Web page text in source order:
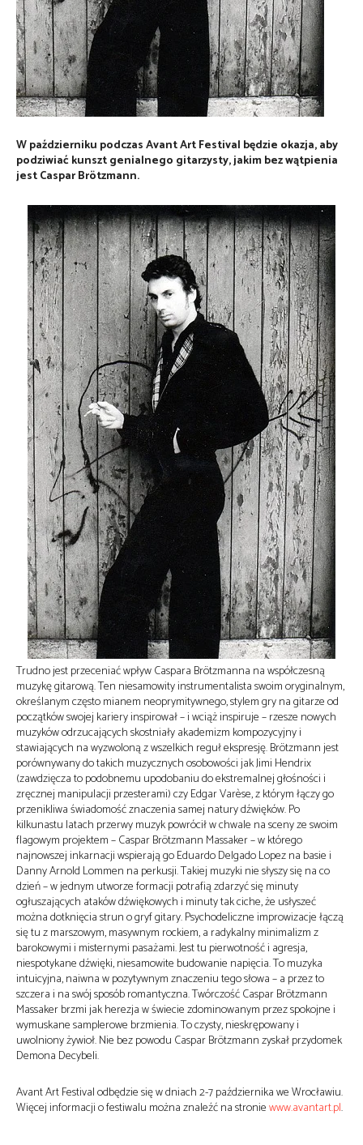
W październiku podczas Avant Art Festival będzie okazja, aby
podziwiać kunszt genialnego gitarzysty, jakim bez wątpienia
jest Caspar Brötzmann.
Trudno jest przeceniać wpływ Caspara Brötzmanna na współczesną
muzykę gitarową. Ten niesamowity instrumentalista swoim oryginalnym,
określanym często mianem neoprymitywnego, stylem gry na gitarze od
początków swojej kariery inspirował – i wciąż inspiruje – rzesze nowych
muzyków odrzucających skostniały akademizm kompozycyjny i
stawiających na wyzwoloną z wszelkich reguł ekspresję. Brötzmann jest
porównywany do takich muzycznych osobowości jak Jimi Hendrix
(zawdzięcza to podobnemu upodobaniu do ekstremalnej głośności i
zręcznej manipulacji przesterami) czy Edgar Varèse, z którym łączy go
przenikliwa świadomość znaczenia samej natury dźwięków. Po
kilkunastu latach przerwy muzyk powrócił w chwale na sceny ze swoim
flagowym projektem – Caspar Brötzmann Massaker – w którego
najnowszej inkarnacji wspierają go Eduardo Delgado Lopez na basie i
Danny Arnold Lommen na perkusji. Takiej muzyki nie słyszy się na co
dzień – w jednym utworze formacji potrafią zdarzyć się minuty
ogłuszających ataków dźwiękowych i minuty tak ciche, że usłyszeć
można dotknięcia strun o gryf gitary. Psychodeliczne improwizacje łączą
się tu z marszowym, masywnym rockiem, a radykalny minimalizm z
barokowymi i misternymi pasażami. Jest tu pierwotność i agresja,
niespotykane dźwięki, niesamowite budowanie napięcia. To muzyka
intuicyjna, naiwna w pozytywnym znaczeniu tego słowa – a przez to
szczera i na swój sposób romantyczna. Twórczość Caspar Brötzmann
Massaker brzmi jak herezja w świecie zdominowanym przez spokojne i
wymuskane samplerowe brzmienia. To czysty, nieskrępowany i
uwolniony żywioł. Nie bez powodu Caspar Brötzmann zyskał przydomek
Demona Decybeli.
Avant Art Festival odbędzie się w dniach 2-7 października we Wrocławiu.
Więcej informacji o festiwalu można znaleźć na stroniewww.avantart.pl.